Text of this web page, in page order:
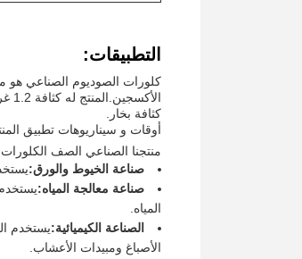
التطبيقات:
كلورات الصوديوم الصناعي
كثافة بخار.
أوقات و سيناريوهات تطبيق
منتجنا الصناعي الصف
صناعة الخيوط والورق:
صناعة معالجة المياه:
المياه.
الصناعة الكيميائية:يستخدم
الأصباغ ومبيدات الأعشاب.